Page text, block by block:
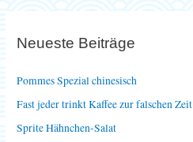
n
c
h
Neueste Beiträge
Pommes Spezial chinesisch
Fast jeder trinkt Kaffee zur falschen Zeit
Sprite Hähnchen-Salat